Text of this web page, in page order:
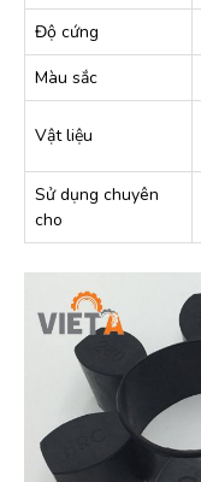
Độ cứng
Màu sắc
Vật liệu
Sử dụng chuyên
cho